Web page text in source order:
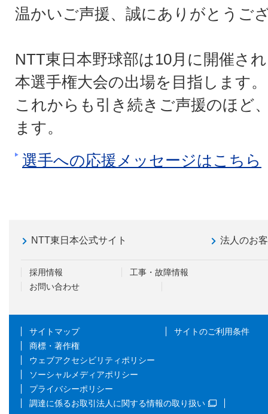
温かいご声援、誠にありがとうご
NTT東日本野球部は10月に開催さ
本選手権大会の出場を目指します。
これからも引き続きご声援のほど
ます。
選手への応援メッセージはこちら
NTT東日本公式サイト 法人のお
採用情報
工事・故障情報
お問い合わせ
サイトマップ
サイトのご利用条件
商標・著作権
ウェブアクセシビリティポリシー
ソーシャルメディアポリシー
プライバシーポリシー
調達に係るお取引法人に関する情報の取り扱い